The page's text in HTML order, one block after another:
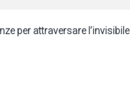
per attraversare l’invisibile